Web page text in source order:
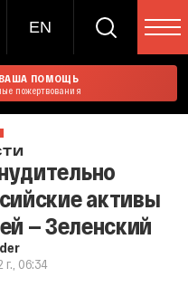
EN
ПОМОЩЬ
пожертвования
активы
— Зеленский
г., 06:34